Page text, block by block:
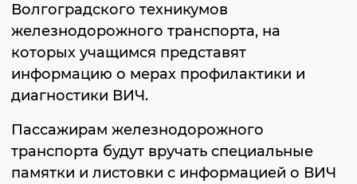
Волгоградского техникумов
железнодорожного транспорта, на
которых учащимся представят
информацию о мерах профилактики и
диагностики ВИЧ.
Пассажирам железнодорожного
транспорта будут вручать специальные
памятки и листовки с информацией о ВИЧ